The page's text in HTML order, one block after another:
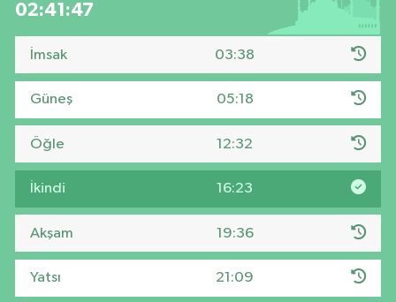
02:41:46
İmsak 03:38
Güneş 05:18
Öğle 12:32
İkindi 16:23
Akşam 19:36
Yatsı 21:09